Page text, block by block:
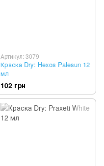
Артикул: 3079
Краска Dry: Hexos Palesun 12
мл
102 грн